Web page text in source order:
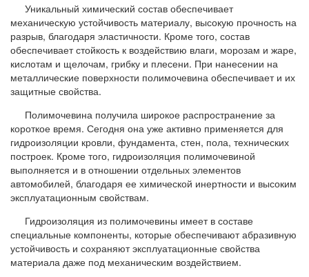
Уникальный химический состав обеспечивает
механическую устойчивость материалу, высокую прочность на
разрыв, благодаря эластичности. Кроме того, состав
обеспечивает стойкость к воздействию влаги, морозам и жаре,
кислотам и щелочам, грибку и плесени. При нанесении на
металлические поверхности полимочевина обеспечивает и их
защитные свойства.
Полимочевина получила широкое распространение за
короткое время. Сегодня она уже активно применяется для
гидроизоляции кровли, фундамента, стен, пола, технических
построек. Кроме того, гидроизоляция полимочевиной
выполняется и в отношении отдельных элементов
автомобилей, благодаря ее химической инертности и высоким
эксплуатационным свойствам.
Гидроизоляция из полимочевины имеет в составе
специальные компоненты, которые обеспечивают абразивную
устойчивость и сохраняют эксплуатационные свойства
материала даже под механическим воздействием.